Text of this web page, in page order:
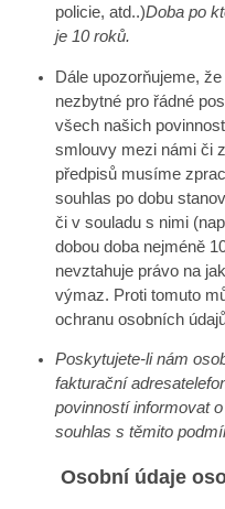
policie, atd..)Doba po
je 10roků.
Dále upozorňujeme,
nezbytné pro řádné
všech našich
smlouvy mezi námi či
předpisů musíme
souhlas po dobu
či v souladu s nimi
dobou doba nejméně
nevztahuje právo na
výmaz. Proti tomuto
ochranu osobních
Poskytujete-li nám
fakturační adresa
povinností informovat
souhlas s těmito
Osobní údaje